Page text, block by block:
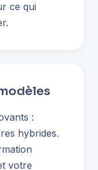
ce qui
:
hybrides.
votre